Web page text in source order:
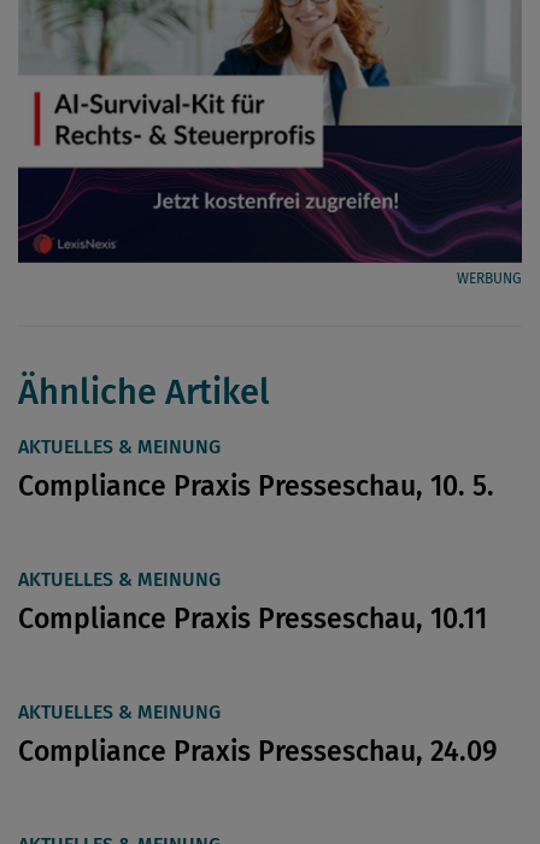
WERBUNG
Ähnliche Artikel
AKTUELLES & MEINUNG
Compliance Praxis Presseschau, 10. 5.
AKTUELLES & MEINUNG
Compliance Praxis Presseschau, 10.11
AKTUELLES & MEINUNG
Compliance Praxis Presseschau, 24.09